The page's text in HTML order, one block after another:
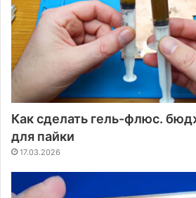
Как сделать гель-флюс.
для пайки
17.03.2026